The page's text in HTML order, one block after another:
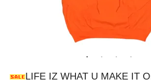
LIFE IZ WHAT U MAKE IT